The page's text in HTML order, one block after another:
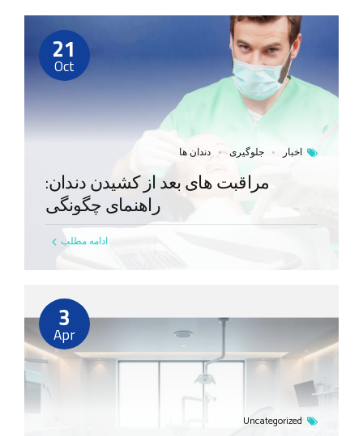
اخبار جلوگیری دندان ها
21
Oct
مراقبت های بعد از کشیدن دندان:
راهنمای چگونگی
ادامه مطلب
Uncategorized
3
Apr